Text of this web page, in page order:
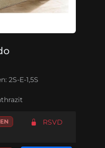
2S-E-1,5S
RSVD